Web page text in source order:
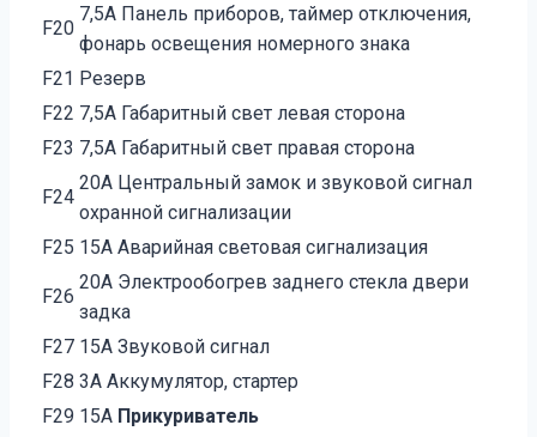
F20
7,5А Панель приборов, таймер отключения,
фонарь освещения номерного знака
F21 Резерв
F22 7,5А Габаритный свет левая сторона
F23 7,5А Габаритный свет правая сторона
F24
20А Центральный замок и звуковой сигнал
охранной сигнализации
F25 15А Аварийная световая сигнализация
F26
20А Электрообогрев заднего стекла двери
задка
F27 15А Звуковой сигнал
F28 3А Аккумулятор, стартер
F29 15А Прикуриватель